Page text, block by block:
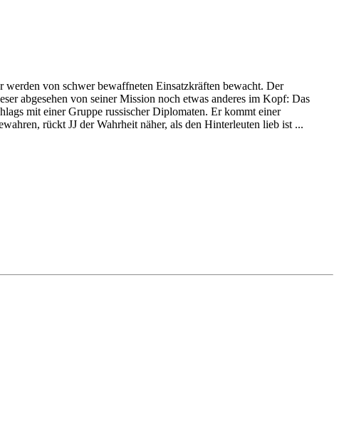
von schwer bewaffneten Einsatzkräften bewacht. Der
abgesehen von seiner Mission noch etwas anderes im Kopf: Das
mit einer Gruppe russischer Diplomaten. Er kommt einer
rückt JJ der Wahrheit näher, als den Hinterleuten lieb ist ...